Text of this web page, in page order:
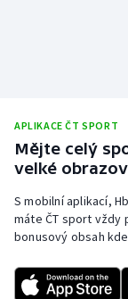
APLIKACE ČT SPORT
Mějte celý
velké
S mobilní aplikací,
máte ČT sport vždy
bonusový obsah